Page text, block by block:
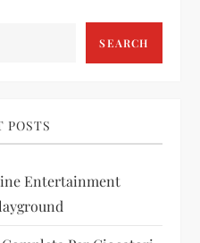
SEARCH
POSTS
Entertainment